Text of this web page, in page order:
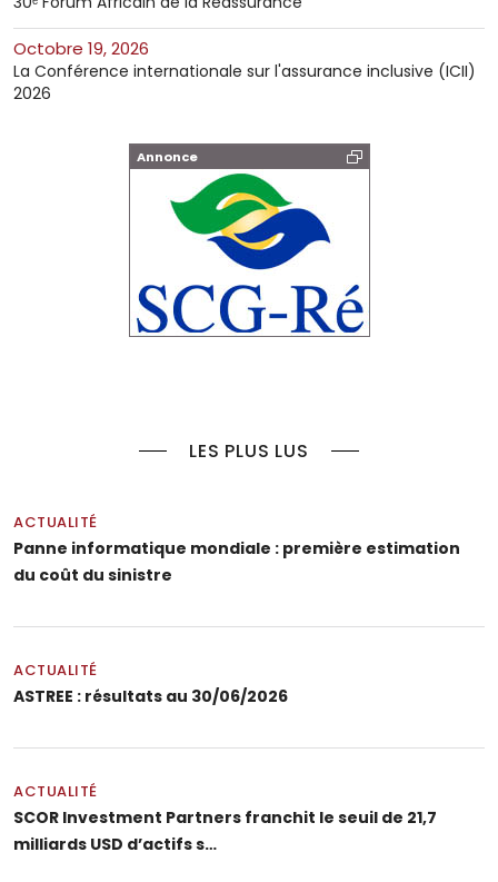
octobre 19, 2026
La Conférence internationale sur l'assurance inclusive (ICII)
2026
Annonce
LES PLUS LUS
ACTUALITÉ
Panne informatique mondiale : première estimation
du coût du sinistre
ACTUALITÉ
ASTREE : résultats au 30/06/2026
ACTUALITÉ
SCOR Investment Partners franchit le seuil de 21,7
milliards USD d’actifs s…